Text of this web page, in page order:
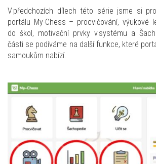
V předchozích dílech této série jsme si
portálu My-Chess – procvičování, výukové
do škol, motivační prvky v systému a
části se podíváme na další funkce, které
samoukům nabízí.